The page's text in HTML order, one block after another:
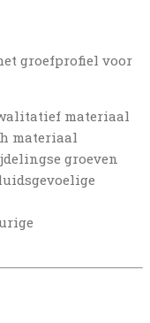
groefprofiel voor
materiaal
materiaal
groeven